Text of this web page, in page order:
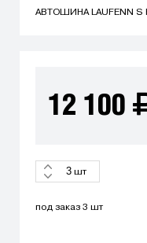
АВТОШИНА LAUFENN S
12 100
шт
под заказ 3 шт